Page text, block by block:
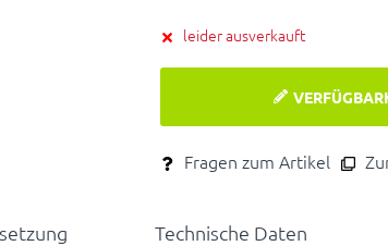
leider ausverkauft
Fragen zum Artikel
Technische Daten